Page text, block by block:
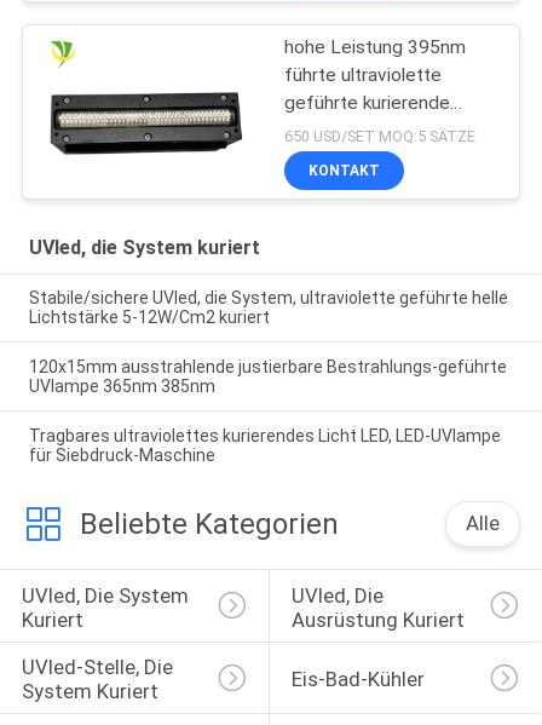
hohe Leistung 395nm
führte ultraviolette
geführte kurierende
Lampe für
Flachbettuvdrucker
650 USD/SET MOQ:5 SÄTZE
KONTAKT
UVled, die System kuriert
Stabile/sichere UVled, die System, ultraviolette geführte helle
Lichtstärke 5-12W/Cm2 kuriert
120x15mm ausstrahlende justierbare Bestrahlungs-geführte
UVlampe 365nm 385nm
Tragbares ultraviolettes kurierendes Licht LED, LED-UVlampe
für Siebdruck-Maschine
Beliebte Kategorien Alle
UVled, Die System
Kuriert
UVled, Die
Ausrüstung Kuriert
UVled-Stelle, Die
System Kuriert
Eis-Bad-Kühler